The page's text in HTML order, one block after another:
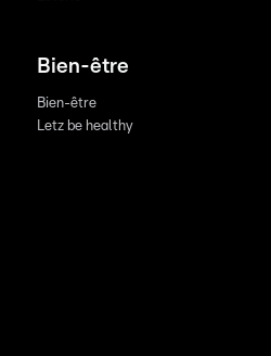
Bien-être
Bien-être
Letz be healthy